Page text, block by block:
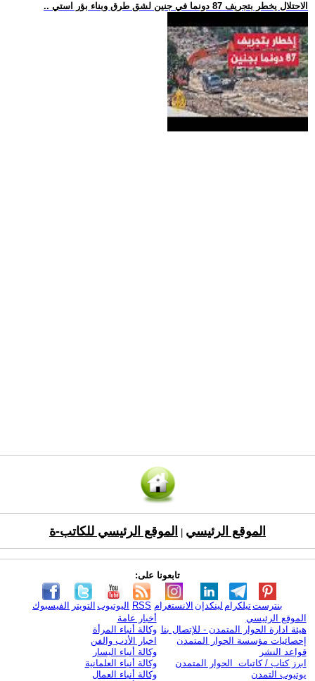
.. الاحتلال يخطر بتجريف 87 دونما في جنين لشق طرق وبناء بؤر استي
الموقع الرئيسي الموقع الرئيسي للكاتب-ة
تابعونا على:
الفيسبوك التويتر اليوتيوب RSS الانستغرام لينكدإن تيلكرامبنترست
الموقع الرئيسي
هيئة ادارة الحوار المتمدن - للإتصال بنا
إحصائيات مؤسسة الحوار المتمدن
قواعد النشر
ابرز كتاب / كاتبات الحوار المتمدن
يوتيوب التمدن
أخبار عامة
وكالة أنباء المرأة
اخبار الأدب والفن
وكالة أنباء اليسار
وكالة أنباء العلمانية
وكالة أنباء العمال